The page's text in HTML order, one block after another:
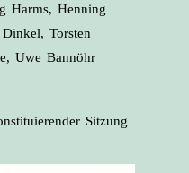
Harms, Henning
Torsten
Uwe Bannöhr
Sitzung